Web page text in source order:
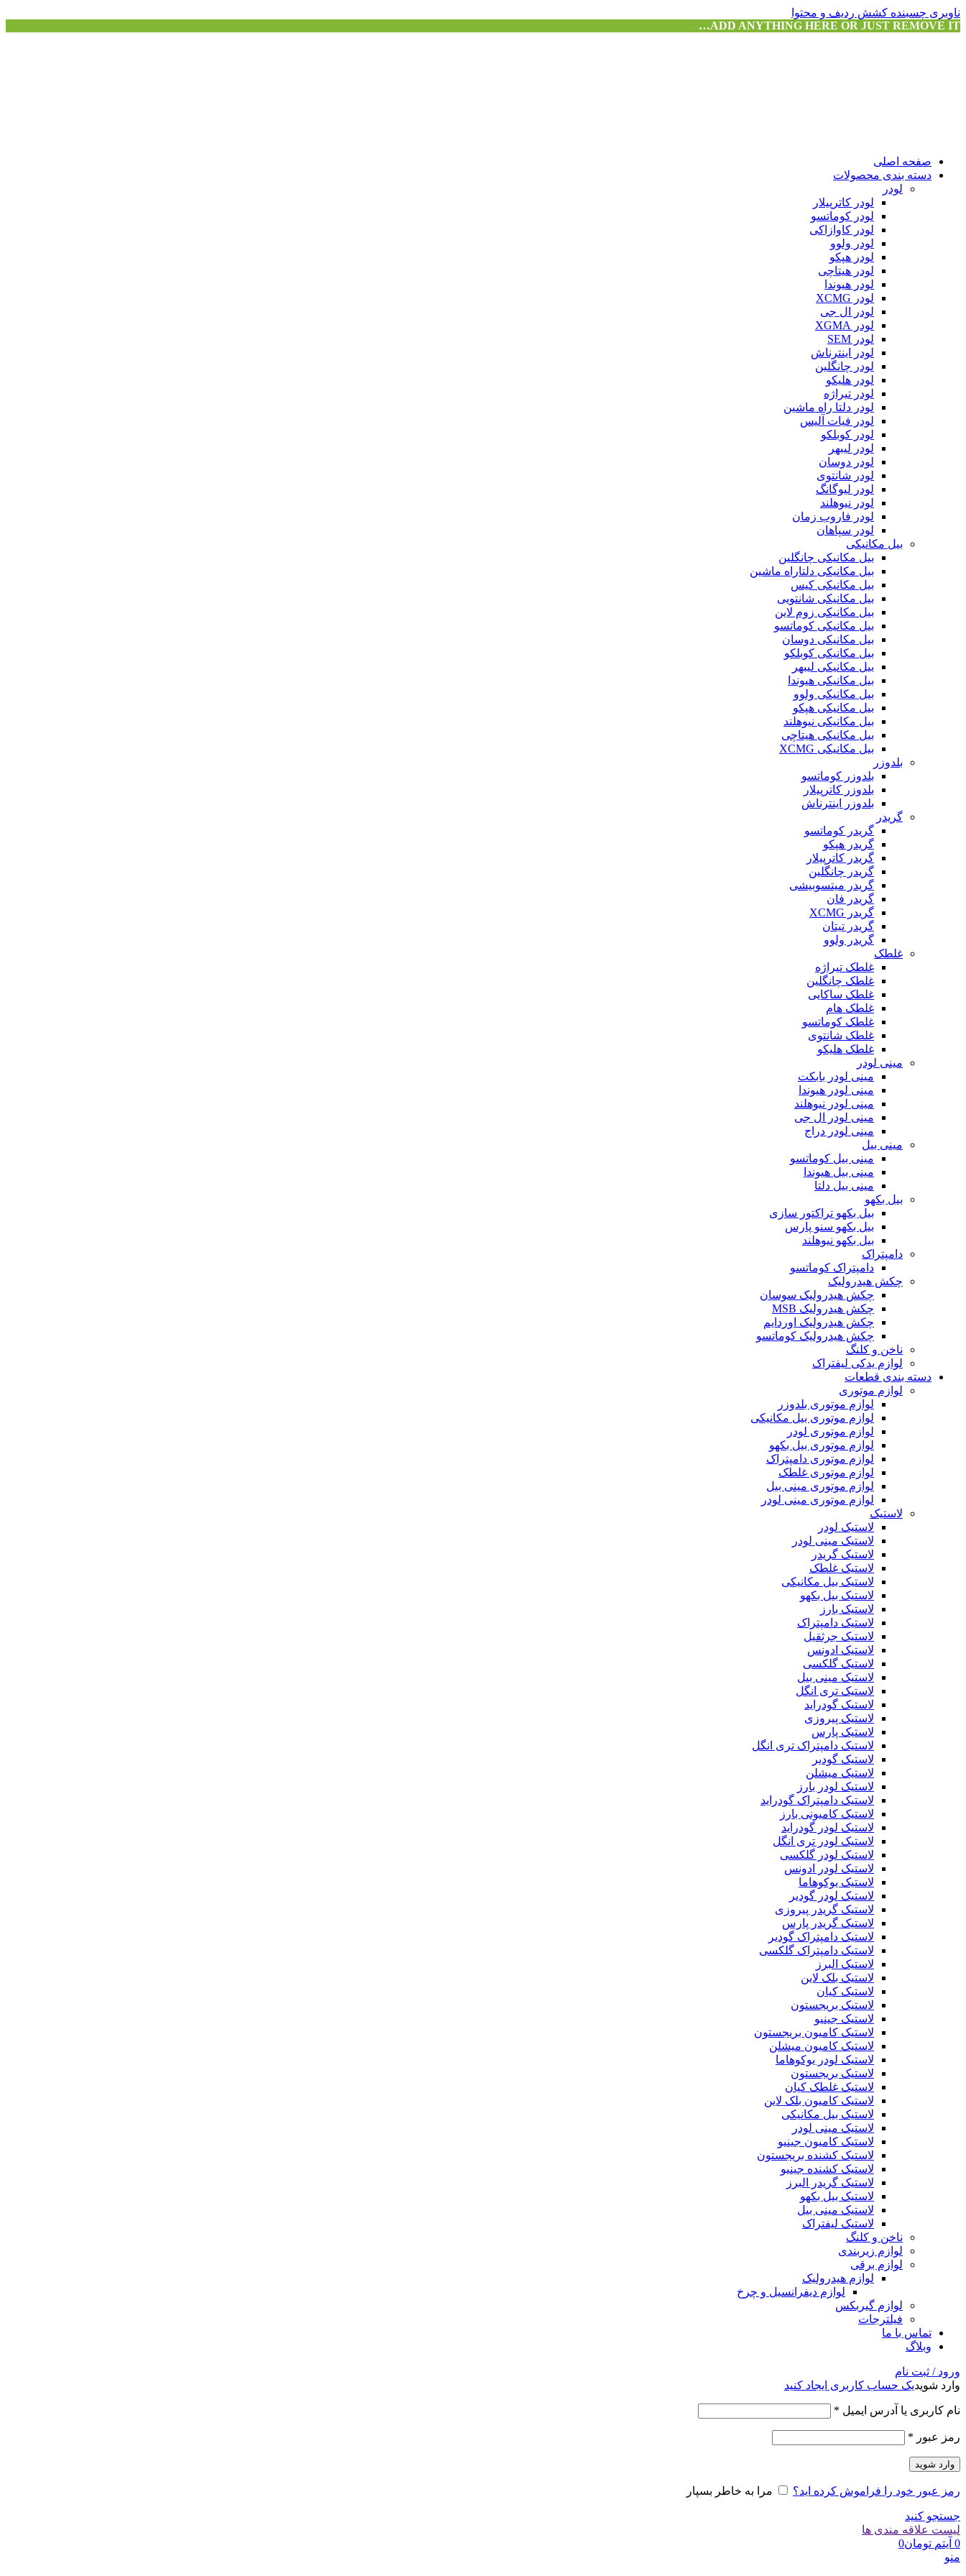
ناوبری چسبنده کشش ردیف و محتوا
ADD ANYTHING HERE OR JUST REMOVE IT…
صفحه اصلی
دسته بندی محصولات
لودر
لودر کاترپیلار
لودر کوماتسو
لودر کاوازاکی
لودر ولوو
لودر هپکو
لودر هیتاچی
لودر هیوندا
لودر XCMG
لودر ال جی
لودر XGMA
لودر SEM
لودر اینترناش
لودر چانگلین
لودر هلیکو
لودر تیراژه
لودر دلتا راه ماشین
لودر فیات آلیس
لودر کوبلکو
لودر لیبهر
لودر دوسان
لودر شانتوی
لودر لیوگانگ
لودر نیوهلند
لودر فاروب زمان
لودر سپاهان
بیل مکانیکی
بیل مکانیکی چانگلین
بیل مکانیکی دلتاراه ماشین
بیل مکانیکی کیس
بیل مکانیکی شانتویی
بیل مکانیکی زوم لاین
بیل مکانیکی کوماتسو
بیل مکانیکی دوسان
بیل مکانیکی کوبلکو
بیل مکانیکی لیبهر
بیل مکانیکی هیوندا
بیل مکانیکی ولوو
بیل مکانیکی هپکو
بیل مکانیکی نیوهلند
بیل مکانیکی هیتاچی
بیل مکانیکی XCMG
بلدوزر
بلدوزر کوماتسو
بلدوزر کاترپیلار
بلدوزر اینترناش
گریدر
گریدر کوماتسو
گریدر هپکو
گریدر کاترپیلار
گریدر چانگلین
گریدر میتسوبیشی
گریدر فان
گریدر XCMG
گریدر تیتان
گریدر ولوو
غلطک
غلطک تیراژه
غلطک چانگلین
غلطک ساکایی
غلطک هام
غلطک کوماتسو
غلطک شانتوی
غلطک هلیکو
مینی لودر
مینی لودر بابکت
مینی لودر هیوندا
مینی لودر نیوهلند
مینی لودر ال جی
مینی لودر دراج
مینی بیل
مینی بیل کوماتسو
مینی بیل هیوندا
مینی بیل دلتا
بیل بکهو
بیل بکهو تراکتور سازی
بیل بکهو سنو پارس
بیل بکهو نیوهلند
دامپتراک
دامپتراک کوماتسو
چکش هیدرولیک
چکش هیدرولیک سوسان
چکش هیدرولیک MSB
چکش هیدرولیک اوردایم
چکش هیدرولیک کوماتسو
ناخن و کلنگ
لوازم یدکی لیفتراک
دسته بندی قطعات
لوازم موتوری
لوازم موتوری بلدوزر
لوازم موتوری بیل مکانیکی
لوازم موتوری لودر
لوازم موتوری بیل بکهو
لوازم موتوری دامپتراک
لوازم موتوری غلطک
لوازم موتوری مینی بیل
لوازم موتوری مینی لودر
لاستیک
لاستیک لودر
لاستیک مینی لودر
لاستیک گریدر
لاستیک غلطک
لاستیک بیل مکانیکی
لاستیک بیل بکهو
لاستیک بارز
لاستیک دامپتراک
لاستیک جرثقیل
لاستیک ادونس
لاستیک گلکسی
لاستیک مینی بیل
لاستیک تری انگل
لاستیک گودراید
لاستیک پیروزی
لاستیک پارس
لاستیک دامپتراک تری انگل
لاستیک گودیر
لاستیک میشلن
لاستیک لودر بارز
لاستیک دامپتراک گودراید
لاستیک کامیونی بارز
لاستیک لودر گودراید
لاستیک لودر تری انگل
لاستیک لودر گلکسی
لاستیک لودر ادونس
لاستیک یوکوهاما
لاستیک لودر گودیر
لاستیک گریدر پیروزی
لاستیک گریدر پارس
لاستیک دامپتراک گودیر
لاستیک دامپتراک گلکسی
لاستیک البرز
لاستیک بلک لاین
لاستیک کیان
لاستیک بریجستون
لاستیک جینیو
لاستیک کامیون بریجستون
لاستیک کامیون میشلن
لاستیک لودر یوکوهاما
لاستیک بریجستون
لاستیک غلطک کیان
لاستیک کامیون بلک لاین
لاستیک بیل مکانیکی
لاستیک مینی لودر
لاستیک کامیون جینیو
لاستیک کشنده بریجستون
لاستیک کشنده جینیو
لاستیک گریدر البرز
لاستیک بیل بکهو
لاستیک مینی بیل
لاستیک لیفتراک
ناخن و کلنگ
لوازم زیربندی
لوازم برقی
لوازم هیدرولیک
لوازم دیفرانسیل و چرخ
لوازم گیربکس
فیلترجات
تماس با ما
وبلاگ
ورود / ثبت نام
وارد شویدیک حساب کاربری ایجاد کنید
نام کاربری یا آدرس ایمیل *
رمز عبور *
وارد شوید
رمز عبور خود را فراموش کرده اید؟ مرا به خاطر بسپار
جستجو کنید
لیست علاقه مندی ها
0 آیتم تومان0
منو